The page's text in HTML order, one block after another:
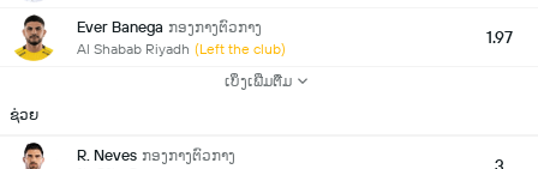
Ever Banega ກອງກາງຕົວກາງ
Al Shabab Riyadh (Left the club)
1.97
ເບິ່ງເພີ່ມຕື່ມ
ຊ່ວຍ
R. Neves ກອງກາງຕົວກາງ